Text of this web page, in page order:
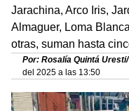
Jarachina, Arco Iris,
Almaguer, Loma
otras, suman hasta
Por: Rosalía Quintá
del 2025 a las 13:50